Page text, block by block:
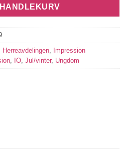
Herreavdelingen
Impression
IO Jul/vinter, Ungdom